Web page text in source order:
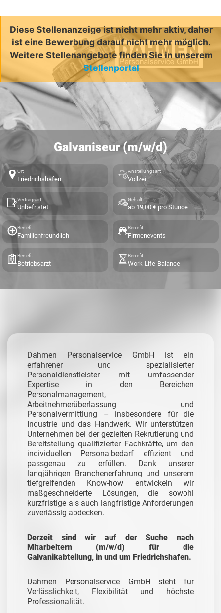
Diese Stellenanzeige ist nicht mehr aktiv, daher
ist eine Bewerbung darauf nicht mehr möglich.
Weitere Stellenangebote finden Sie in unserem
Stellenportal
Galvaniseur (m/w/d)
Ort
Friedrichshafen
Anstellungsart
Vollzeit
Vertragsart
Unbefristet
Gehalt
ab 19,00 € pro Stunde
Benefit
Familienfreundlich
Benefit
Firmenevents
Benefit
Betriebsarzt
Benefit
Work-Life-Balance
Dahmen Personalservice GmbH ist ein
erfahrener und spezialisierter
Personaldienstleister mit umfassender
Expertise in den Bereichen
Personalmanagement,
Arbeitnehmerüberlassung und
Personalvermittlung – insbesondere für die
Industrie und das Handwerk.Wir unterstützen
Unternehmen bei der gezielten Rekrutierung und
Bereitstellung qualifizierter Fachkräfte, um den
individuellen Personalbedarf effizient und
passgenau zu erfüllen. Dank unserer
langjährigen Branchenerfahrung und unserem
tiefgreifenden Know-how entwickeln wir
maßgeschneiderte Lösungen, die sowohl
kurzfristige als auch langfristige Anforderungen
zuverlässig abdecken.
Derzeit sind wir auf der Suche nach
Mitarbeitern (m/w/d) für die
Galvanikabteilung, in und um Friedrichshafen.
Dahmen Personalservice GmbH steht für
Verlässlichkeit, Flexibilität und höchste
Professionalität.